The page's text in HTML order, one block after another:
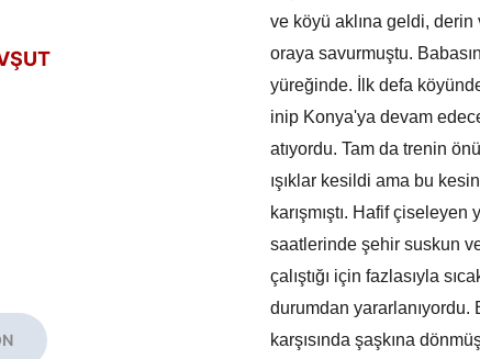
ve köyü aklına geldi, derin
oraya savurmuştu.
yüreğinde. İlk defa
inip Konya'ya devam
atıyordu. Tam da trenin
ışıklar kesildi ama bu
karışmıştı. Hafif çiseleyen
saatlerinde şehir suskun
çalıştığı için fazlasıyla
durumdan
karşısında şaşkına